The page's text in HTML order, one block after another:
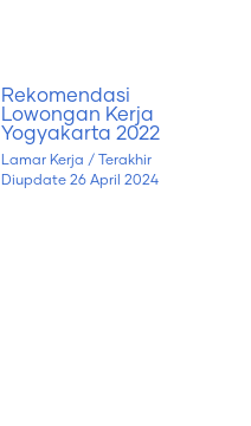
Rekomendasi
Lowongan Kerja
Yogyakarta 2022
Lamar Kerja / Terakhir
Diupdate26 April 2024